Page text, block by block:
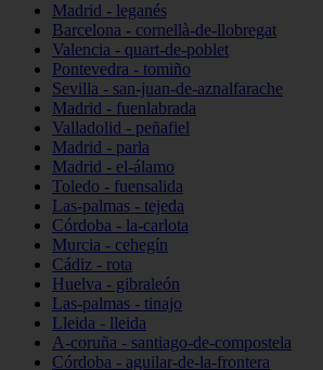
Madrid - leganés
Barcelona - cornellà-de-llobregat
Valencia - quart-de-poblet
Pontevedra - tomiño
Sevilla - san-juan-de-aznalfarache
Madrid - fuenlabrada
Valladolid - peñafiel
Madrid - parla
Madrid - el-álamo
Toledo - fuensalida
Las-palmas - tejeda
Córdoba - la-carlota
Murcia - cehegín
Cádiz - rota
Huelva - gibraleón
Las-palmas - tinajo
Lleida - lleida
A-coruña - santiago-de-compostela
Córdoba - aguilar-de-la-frontera